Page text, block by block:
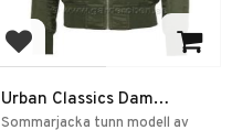
Add to favorites
Urban Classics Dam
Bomberjacka
Sommarjacka tunn modell av